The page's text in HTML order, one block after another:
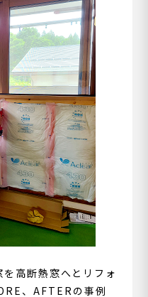
高断熱窓へとリフォ
、AFTERの事例